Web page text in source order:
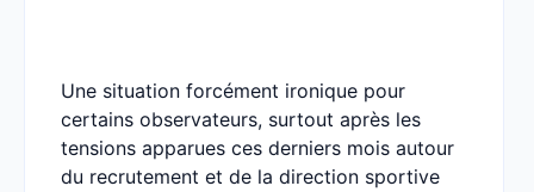
Une situation forcément ironique pour
certains observateurs, surtout après les
tensions apparues ces derniers mois autour
du recrutement et de la direction sportive